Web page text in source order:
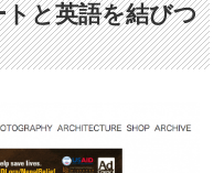
と英語を結びつ